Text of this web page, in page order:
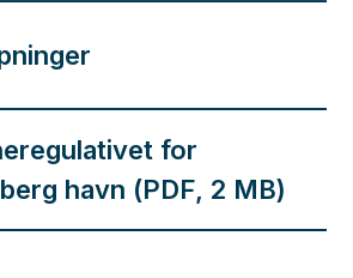
for
havn (PDF, 2 MB)